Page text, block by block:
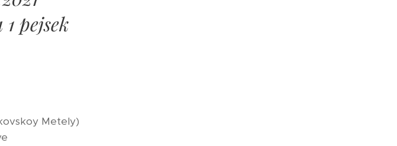
pejsek
Metely)